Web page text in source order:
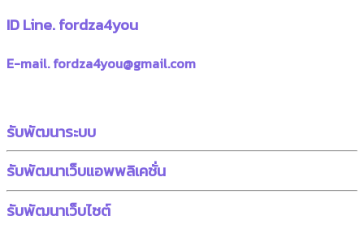
ID Line. fordza4you
E-mail. fordza4you@gmail.com
รับพัฒนาระบบ
รับพัฒนาเว็บแอพพลิเคชั่น
รับพัฒนาเว็บไซต์